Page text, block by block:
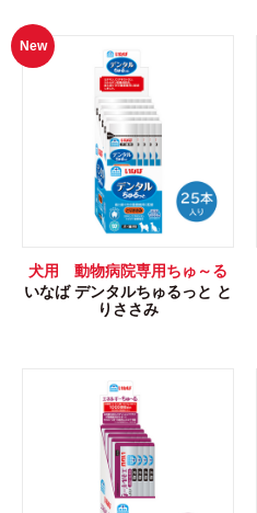
New
犬用 動物病院専用ちゅ～る
いなば デンタルちゅるっと と
りささみ